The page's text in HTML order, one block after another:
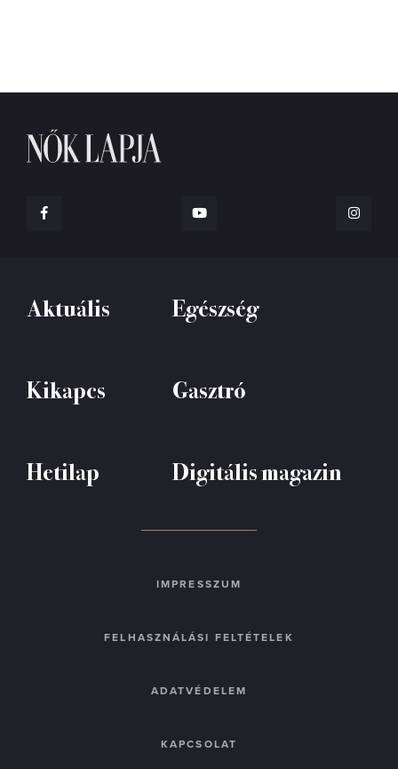
Aktuális Egészség
Kikapcs Gasztró
Hetilap Digitális magazin
IMPRESSZUM
FELHASZNÁLÁSI FELTÉTELEK
ADATVÉDELEM
KAPCSOLAT